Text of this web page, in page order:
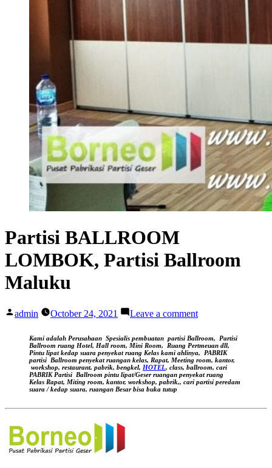
Partisi BALLROOM
LOMBOK, Partisi Ballroom
Maluku
Posted
admin October 24, 2021 Leave a commenton
BALLROOM
LOMBOK,
Partisi
Ballroom
Maluku
Kami adalah Perusahaan Spesialis pembuatan partisi Ballroom, Partisi
Ballroom ruang Hotel, Hall room, Mini Room, Ruang Pertmeuan dll,
Pintu lipat kedap suara penyekat ruang Kelas kami ahlinya,
PABRIK
partisi Ballroom penyekat ruangan kelas, Rapat, Meeting room, kantor,
workshop, restaurant, pabrik, bengkel, HOTEL, class, ballroom, cari
PABRIK Partisi Ballroom pintu lipat/Geser ruangan penyekat ruang
Kelas Rapat, Miting room, kantor, workshop, pabrik,, cari partisi peredam
suara / kedap suara, ruangan Besar bisa buka tutup